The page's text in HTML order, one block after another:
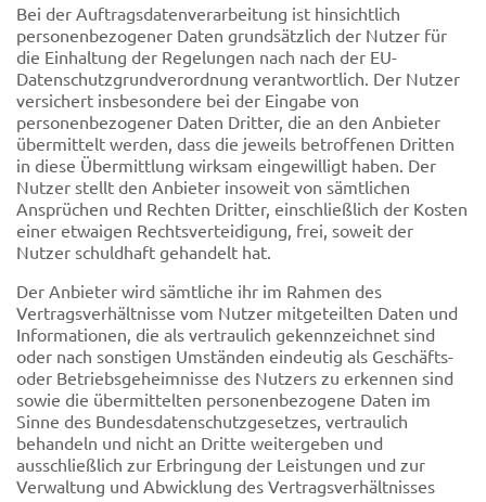
Bei der Auftragsdatenverarbeitung ist hinsichtlich
personenbezogener Daten grundsätzlich der Nutzer für
die Einhaltung der Regelungen nach nach der EU-
Datenschutzgrundverordnung verantwortlich. Der Nutzer
versichert insbesondere bei der Eingabe von
personenbezogener Daten Dritter, die an den Anbieter
übermittelt werden, dass die jeweils betroffenen Dritten
in diese Übermittlung wirksam eingewilligt haben. Der
Nutzer stellt den Anbieter insoweit von sämtlichen
Ansprüchen und Rechten Dritter, einschließlich der Kosten
einer etwaigen Rechtsverteidigung, frei, soweit der
Nutzer schuldhaft gehandelt hat.
Der Anbieter wird sämtliche ihr im Rahmen des
Vertragsverhältnisse vom Nutzer mitgeteilten Daten und
Informationen, die als vertraulich gekennzeichnet sind
oder nach sonstigen Umständen eindeutig als Geschäfts-
oder Betriebsgeheimnisse des Nutzers zu erkennen sind
sowie die übermittelten personenbezogene Daten im
Sinne des Bundesdatenschutzgesetzes, vertraulich
behandeln und nicht an Dritte weitergeben und
ausschließlich zur Erbringung der Leistungen und zur
Verwaltung und Abwicklung des Vertragsverhältnisses